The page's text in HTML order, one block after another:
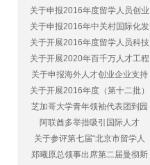
关于申报2016年度留学人员创业
关于申报2016年中关村国际化发
关于开展2016年度留学人员科技
关于开展2020年百千万人才工程
关于申报海外人才创业企业支持
关于开展2016年度（第十二批）
芝加哥大学青年领袖代表团到园
阿联酋多举措吸引国际人才
关于参评第七届“北京市留学人
郑曦原总领事出席第二届曼彻斯